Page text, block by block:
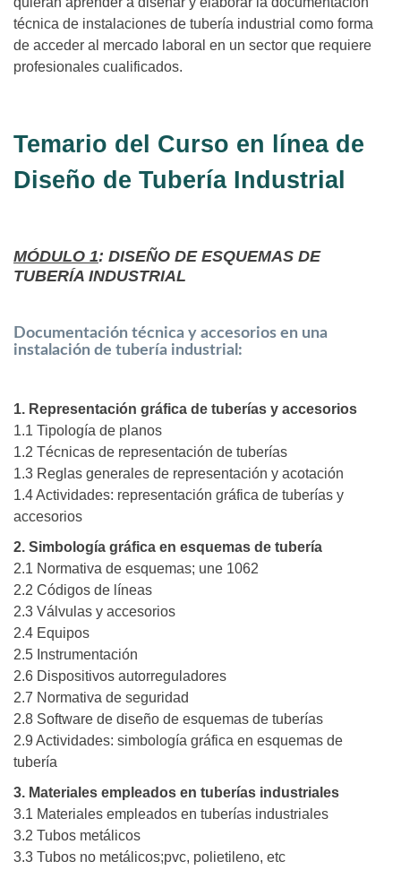
técnica de instalaciones de tubería industrial como forma
de acceder al mercado laboral en un sector que requiere
profesionales cualificados.
Temario del Curso en línea de
Diseño de Tubería Industrial
MÓDULO 1: DISEÑO DE ESQUEMAS DE
TUBERÍA INDUSTRIAL
Documentación técnica y accesorios en una
instalación de tubería industrial:
1. Representación gráfica de tuberías y accesorios
1.1 Tipología de planos
1.2 Técnicas de representación de tuberías
1.3 Reglas generales de representación y acotación
1.4 Actividades: representación gráfica de tuberías y
accesorios
2. Simbología gráfica en esquemas de tubería
2.1 Normativa de esquemas; une 1062
2.2 Códigos de líneas
2.3 Válvulas y accesorios
2.4 Equipos
2.5 Instrumentación
2.6 Dispositivos autorreguladores
2.7 Normativa de seguridad
2.8 Software de diseño de esquemas de tuberías
2.9 Actividades: simbología gráfica en esquemas de
tubería
3. Materiales empleados en tuberías industriales
3.1 Materiales empleados en tuberías industriales
3.2 Tubos metálicos
3.3 Tubos no metálicos;pvc, polietileno, etc